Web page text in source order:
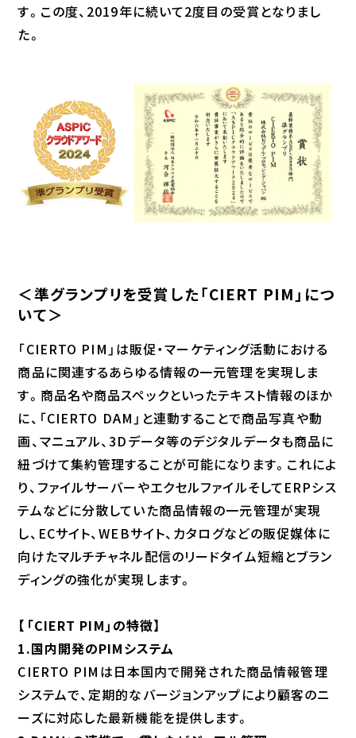
す。この度、2019年に続いて2度目の受賞となりまし
た。
＜準グランプリを受賞した「CIERT PIM」につ
いて＞
「CIERTO PIM」は販促・マーケティング活動における
商品に関連するあらゆる情報の一元管理を実現しま
す。商品名や商品スペックといったテキスト情報のほか
に、「CIERTO DAM」と連動することで商品写真や動
画、マニュアル、3Dデータ等のデジタルデータも商品に
紐づけて集約管理することが可能になります。これによ
り、ファイルサーバーやエクセルファイルそしてERPシス
テムなどに分散していた商品情報の一元管理が実現
し、ECサイト、WEBサイト、カタログなどの販促媒体に
向けたマルチチャネル配信のリードタイム短縮とブラン
ディングの強化が実現します。
【「CIERT PIM」の特徴】
1.国内開発のPIMシステム
CIERTO PIMは日本国内で開発された商品情報管理
システムで、定期的なバージョンアップにより顧客のニ
ーズに対応した最新機能を提供します。